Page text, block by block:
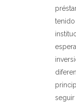
tenido
seguir